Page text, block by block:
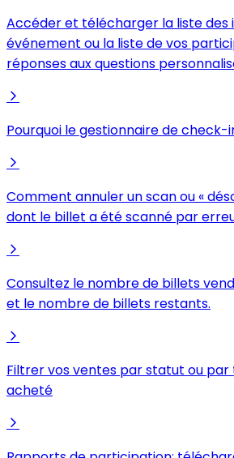
Accéder et télécharger la liste des
événement ou la liste de vos
réponses aux questions
Pourquoi le gestionnaire de
Comment annuler un scan ou «
dont le billet a été scanné par
Consultez le nombre de billets
et le nombre de billets restants.
Filtrer vos ventes par statut ou
acheté